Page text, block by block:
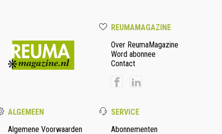
REUMAMAGAZINE
Over ReumaMagazine
Word abonnee
Contact
ALGEMEEN
Algemene Voorwaarden
SERVICE
Abonnementen